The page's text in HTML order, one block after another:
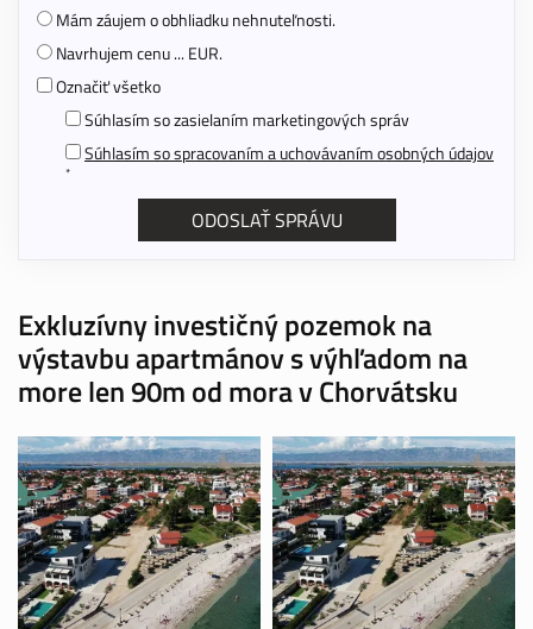
Exkluzívny investičný pozemok na
výstavbu apartmánov s výhľadom na
more len 90m od mora v Chorvátsku
Mám záujem o obhliadku nehnuteľnosti.
Navrhujem cenu ... EUR.
Označiť všetko
Súhlasím so zasielaním marketingových správ
Súhlasím so spracovaním a uchovávaním osobných údajov
*